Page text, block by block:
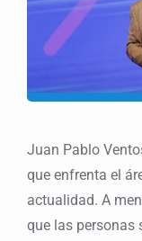
Juan Pablo
que enfrenta el
actualidad. A
que las personas